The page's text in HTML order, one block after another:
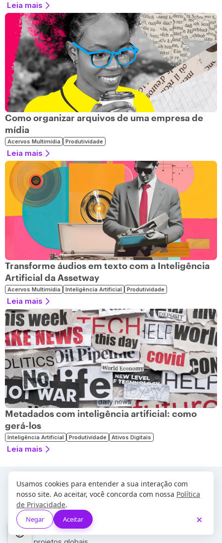
Leia mais
Como organizar arquivos de uma empresa de
mídia
Acervos Multimídia Produtividade
Leia mais
Transforme áudios em texto com a Inteligência
Artificial da Assetway
Acervos Multimídia Inteligência Artificial Produtividade
Leia mais
Metadados com inteligência artificial: como
gerá-los
Inteligência Artificial Produtividade Ativos Digitais
Leia mais
Uma empresa do grupo movti que
destaca com sua expertise em gestão de ativos digitais e
Usamos cookies para entender a sua interação com
nosso site. Ao aceitar, você concorda com nossa Política
de Privacidade.
Negar Aceitar ×